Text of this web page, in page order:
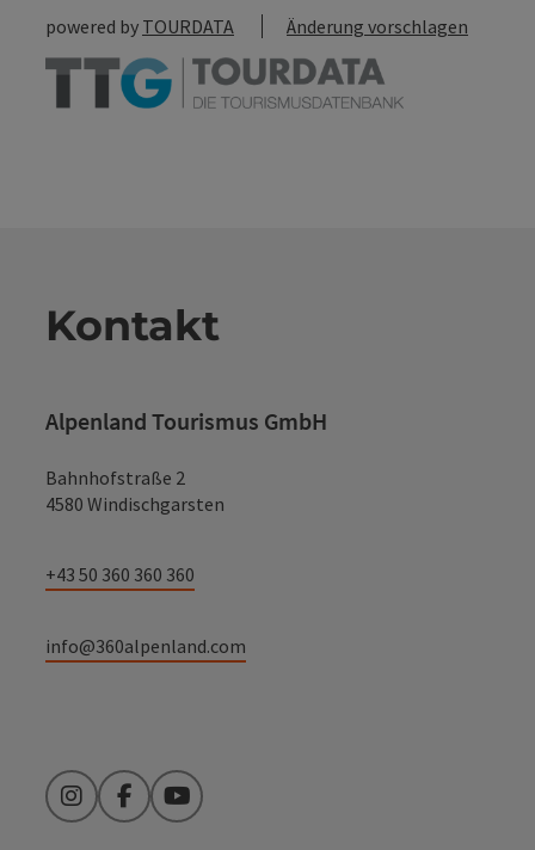
powered by TOURDATA Änderung vorschlagen
Kontakt
Alpenland Tourismus GmbH
Bahnhofstraße 2
4580 Windischgarsten
+43 50 360 360 360
info@360alpenland.com
InstagramFacebookYouTube